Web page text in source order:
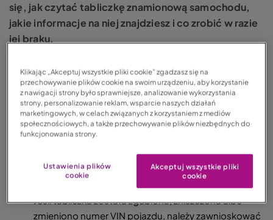
się, jak czytać tabliczkę znamionową samochodu,
jakie informacje na niej znajdziesz i co zrobić w razie
jej braku.
Tabliczka znamionowa samochodu – co warto wiedzieć?
Tabliczka znamionowa zawiera podstawowe
informacje techniczne i numery identyfikacyjne
pojazdu,
Tabliczka znamionowa powinna być umieszczona
w widocznym miejscu, a jej konkretne umiejscowienie
znajdziesz w książce serwisowej samochodu,
Jeśli tabliczka została zgubiona, zniszczona albo
zmieniono numer VIN pojazdu, należy zawnioskować
Klikając „Akceptuj wszystkie pliki cookie” zgadzasz się na
przechowywanie plików cookie na swoim urządzeniu, aby korzystanie
z nawigacji strony było sprawniejsze, analizowanie wykorzystania
strony, personalizowanie reklam, wsparcie naszych działań
marketingowych, w celach związanych z korzystaniem z mediów
społecznościowych, a także przechowywanie plików niezbędnych do
funkcjonowania strony.
Ustawienia plików
cookie
Akceptuj wszystkie pliki
cookie